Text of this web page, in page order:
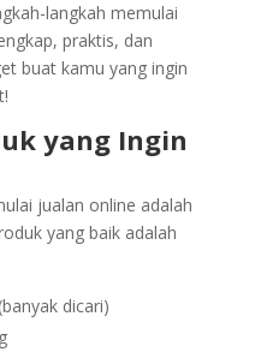
langkah memulai
praktis, dan
buat kamu yang ingin
yang Ingin
jualan online adalah
yang baik adalah
dicari)